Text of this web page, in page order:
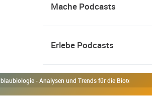
Mache Podcasts
Erlebe Podcasts
blaubiologie - Analysen und Trends für die Biotech-